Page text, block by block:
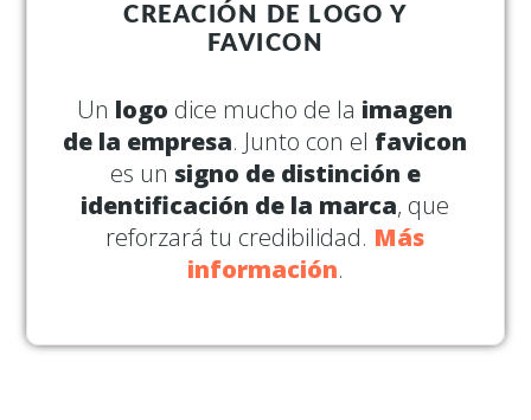
CREACIÓN DE LOGO Y
FAVICON
Un logo dice mucho de la imagen
de la empresa. Junto con el favicon
es un signo de distinción e
identificación de la marca, que
reforzará tu credibilidad. Más
información.